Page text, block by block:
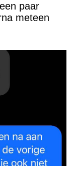
paar
meteen